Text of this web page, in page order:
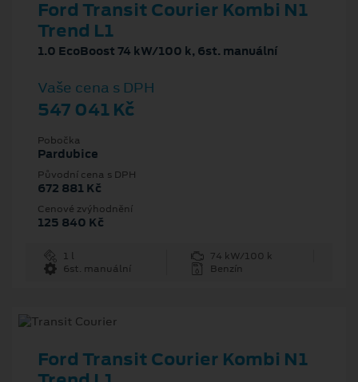
Ford Transit Courier Kombi N1
Trend L1
1.0 EcoBoost 74 kW/100 k, 6st. manuální
Vaše cena s DPH
547 041 Kč
Pobočka
Pardubice
Původní cena s DPH
672 881 Kč
Cenové zvýhodnění
125 840 Kč
1 l
74 kW/100 k
6st. manuální
Benzín
Ford Transit Courier Kombi N1